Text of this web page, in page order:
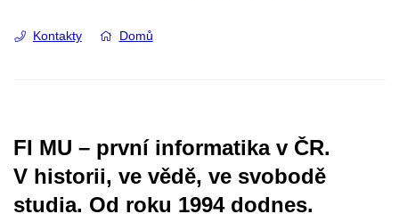
Kontakty Domů
FI MU – první informatika v ČR.
V historii, ve vědě, ve svobodě
studia. Od roku 1994 dodnes.